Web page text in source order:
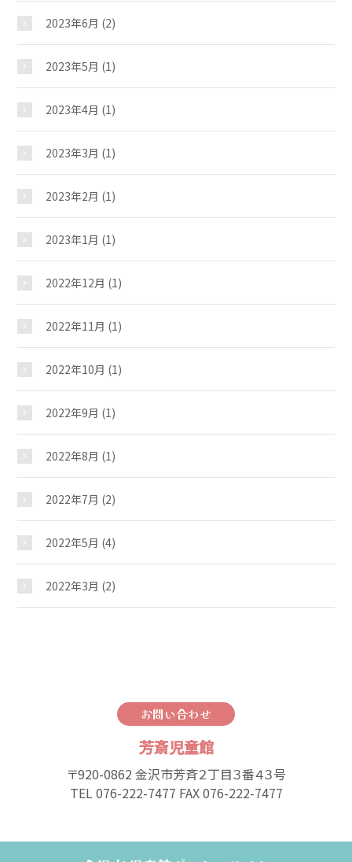
教室紹介
夢ステーション
2023年6月 (2)
2023年5月 (1)
2023年4月 (1)
2023年3月 (1)
2023年2月 (1)
2023年1月 (1)
2022年12月 (1)
2022年11月 (1)
2022年10月 (1)
2022年9月 (1)
2022年8月 (1)
2022年7月 (2)
2022年5月 (4)
2022年3月 (2)
お問い合わせ
芳斎児童館
〒920-0862 金沢市芳斉２丁目３番４３号
TEL 076-222-7477 FAX 076-222-7477